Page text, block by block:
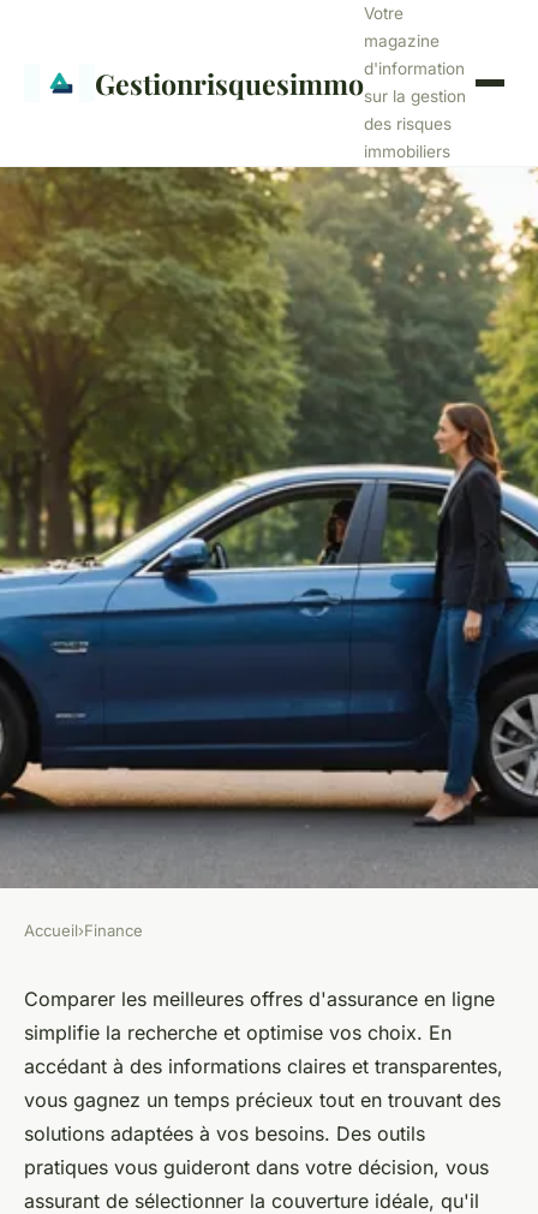
Gestionrisquesimmo
Votre
magazine
d'information
sur la gestion
des risques
immobiliers
Meilleures offres d'assurance :
comparez facilement en ligne
Mathilde•20 février 2025•6 min de lecture
Accueil›Finance
Comparer les meilleures offres d'assurance en ligne
simplifie la recherche et optimise vos choix. En
accédant à des informations claires et transparentes,
vous gagnez un temps précieux tout en trouvant des
solutions adaptées à vos besoins. Des outils
pratiques vous guideront dans votre décision, vous
assurant de sélectionner la couverture idéale, qu'il